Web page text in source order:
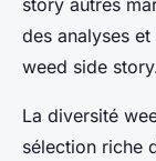
story autres
des analyses
weed side
La diversité
sélection riche